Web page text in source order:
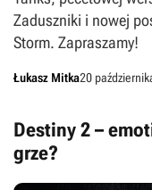
Zaduszniki i nowej
Storm. Zapraszamy!
Łukasz Mitka20
Destiny 2 –
grze?